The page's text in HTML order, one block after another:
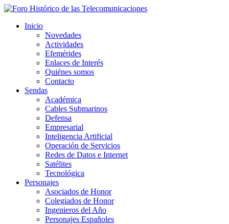
Inicio
Novedades
Actividades
Efemérides
Enlaces de Interés
Quiénes somos
Contacto
Sendas
Académica
Cables Submarinos
Defensa
Empresarial
Inteligencia Artificial
Operación de Servicios
Redes de Datos e Internet
Satélites
Tecnológica
Personajes
Asociados de Honor
Colegiados de Honor
Ingenieros del Año
Personajes Españoles